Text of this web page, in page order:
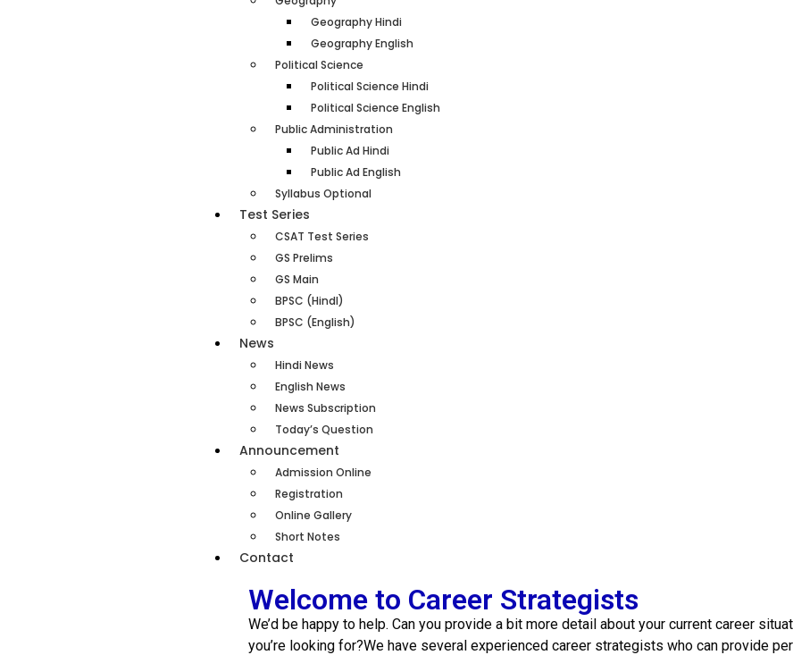
Geography Hindi
Geography English
Political Science
Political Science Hindi
Political Science English
Public Administration
Public Ad Hindi
Public Ad English
Syllabus Optional
Test Series
CSAT Test Series
GS Prelims
GS Main
BPSC (HindI)
BPSC (English)
News
Hindi News
English News
News Subscription
Today’s Question
Announcement
Admission Online
Registration
Online Gallery
Short Notes
Contact
Welcome to Career Strategists
We’d be happy to help. Can you provide a bit more detail about your current career
you’re looking for?We have several experienced career strategists who can provide